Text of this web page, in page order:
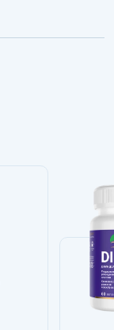
DIM